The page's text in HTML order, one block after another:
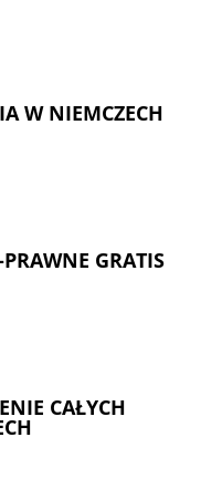
W NIEMCZECH
GRATIS
CAŁYCH